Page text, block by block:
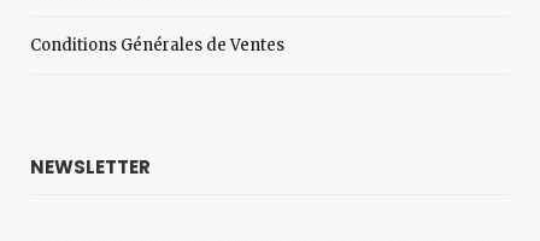
Conditions Générales de Ventes
NEWSLETTER